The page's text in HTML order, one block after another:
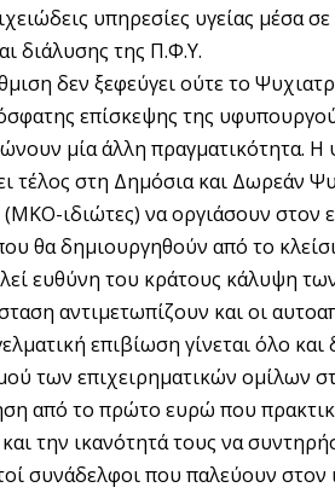
υπηρεσίες υγείας μέσα
διάλυσης της Π.Φ.Υ.
δεν ξεφεύγει ούτε το
επίσκεψης της
μία άλλη πραγματικότητα.
τέλος στη Δημόσια και Δωρεάν
(ΜΚΟ-ιδιώτες) να οργιάσουν στον
θα δημιουργηθούν από το
ευθύνη του κράτους κάλυψη
αντιμετωπίζουν και οι
επιβίωση γίνεται όλο
των επιχειρηματικών ομίλων
από το πρώτο ευρώ που
την ικανότητά τους να
συνάδελφοι που παλεύουν στον